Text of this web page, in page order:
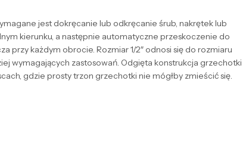
jest dokręcanie lub odkręcanie śrub, nakrętek lub
kierunku, a następnie automatyczne przeskoczenie do
przy każdym obrocie. Rozmiar 1/2″ odnosi się do rozmiaru
wymagających zastosowań. Odgięta konstrukcja grzechotki
gdzie prosty trzon grzechotki nie mógłby zmieścić się.